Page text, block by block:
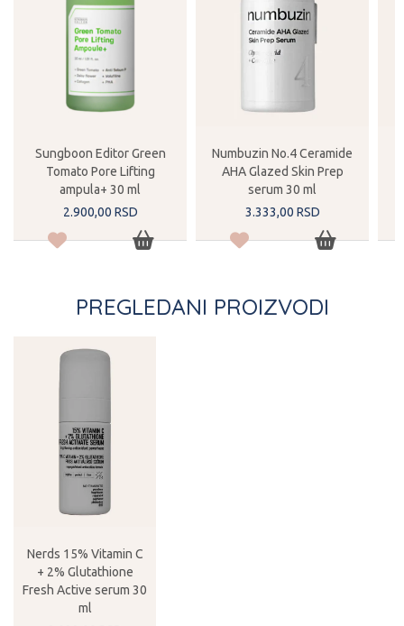
Sungboon Editor Green
Tomato Pore Lifting
ampula+ 30 ml
2.900,00 RSD
Numbuzin No.4 Ceramide
AHA Glazed Skin Prep
serum 30 ml
3.333,00 RSD
PREGLEDANI PROIZVODI
Nerds 15% Vitamin C
+ 2% Glutathione
Fresh Active serum 30
ml